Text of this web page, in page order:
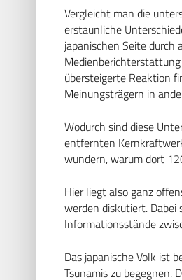
Vergleicht man die
erstaunliche
japanischen Seite durch
übersteigerte Reaktion
Meinungsträgern in
Wodurch sind diese
entfernten
wundern, warum dort
Hier liegt also ganz
werden diskutiert.
Informationsstände
Das japanische Volk ist
Tsunamis zu begegnen.